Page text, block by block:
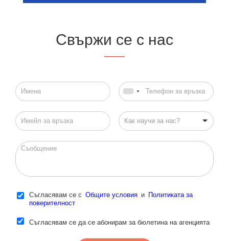
Свържи се с нас
Как научи за нас?
Съгласявам се с Общите условия и Политиката за
поверителност
Съгласявам се да се абонирам за бюлетина на агенцията